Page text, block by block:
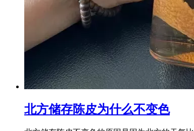
北方储存陈皮为什么不变色